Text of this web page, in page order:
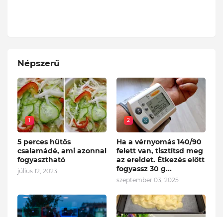
Népszerű
1
5 perces hűtős
csalamádé, ami azonnal
fogyasztható
július 12, 2023
2
Ha a vérnyomás 140/90
felett van, tisztítsd meg
az ereidet. Étkezés előtt
fogyassz 30 g...
szeptember 03, 2025